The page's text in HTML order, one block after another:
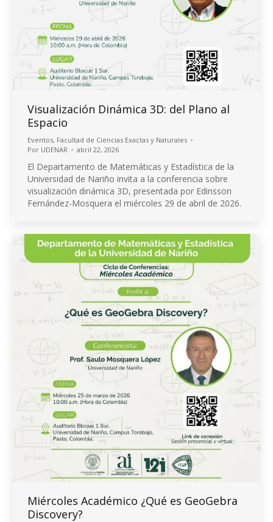
Visualización Dinámica 3D: del Plano al
Espacio
Eventos, Facultad de Ciencias Exactas y Naturales
Por UDENAR abril 22, 2026
El Departamento de Matemáticas y Estadística de la
Universidad de Nariño invita a la conferencia sobre
visualización dinámica 3D, presentada por Edinsson
Fernández-Mosquera el miércoles 29 de abril de 2026.
Miércoles Académico ¿Qué es GeoGebra
Discovery?